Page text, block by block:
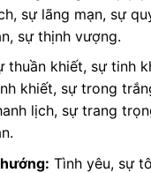
sự lãng mạn, sự
sự thịnh vượng.
thuần khiết, sự tinh
khiết, sự trong
lịch, sự trang
Tình yêu, sự